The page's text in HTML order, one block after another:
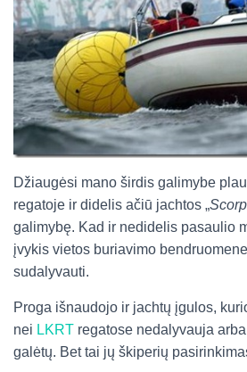
Džiaugėsi mano širdis galimybe
regatoje ir didelis ačiū jachtos „
galimybę. Kad ir nedidelis pasaulio
įvykis vietos buriavimo
sudalyvauti.
Proga išnaudojo ir jachtų įgulos,
nei LKRT regatose nedalyvauja
galėtų. Bet tai jų škiperių